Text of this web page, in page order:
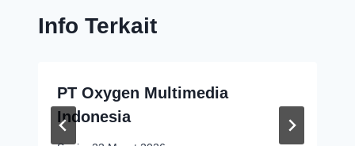
Info Terkait
PT Oxygen Multimedia
Indonesia